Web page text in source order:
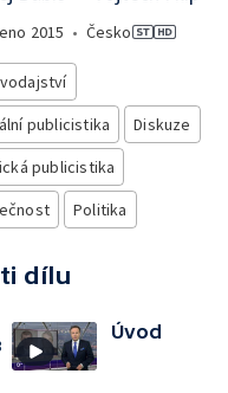
2015 • Česko
publicistika
Diskuze
publicistika
Politika
dílu
Úvod